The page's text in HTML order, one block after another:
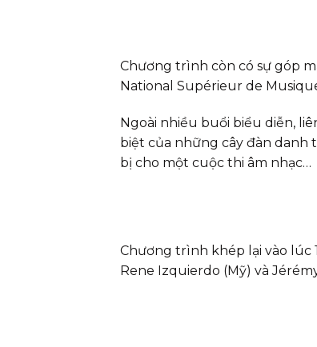
Chương trình còn có sự góp
National Supérieur de
Ngoài nhiều buổi biểu diễn,
biệt của những cây đàn danh
bị cho một cuộc thi âm nhạc…
Chương trình khép lại vào lúc
Rene Izquierdo (Mỹ) và